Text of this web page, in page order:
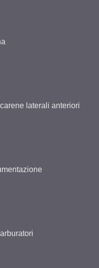
laterali anteriori